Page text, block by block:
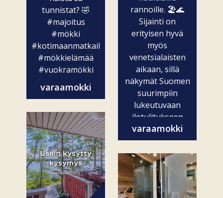
tunnistat? 🤣
#majoitus
#mökki
#kotimaanmatkailu
#mökkielämää
#vuokramökki
varaamokki
rannoille. 🏖️🌊
Sijainti on
erityisen hyvä
myös
venetsialaisten
aikaan, sillä
näkymät Suomen
suurimpiin
lukeutuvaan
ilotulitukseen
ovat vain...
varaamokki